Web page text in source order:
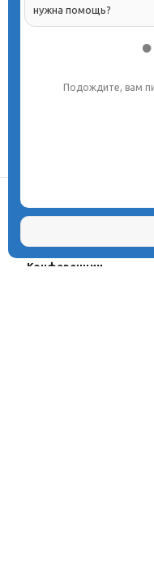
Проекты
Олимпиады
Конферeнции
нужна помощь?
Подождите, вам